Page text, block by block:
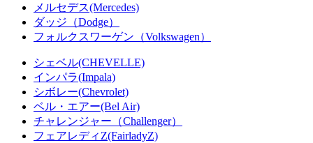
メルセデス(Mercedes)
ダッジ（Dodge）
フォルクスワーゲン（Volkswagen）
シェベル(CHEVELLE)
インパラ(Impala)
シボレー(Chevrolet)
ベル・エアー(Bel Air)
チャレンジャー（Challenger）
フェアレディZ(FairladyZ)